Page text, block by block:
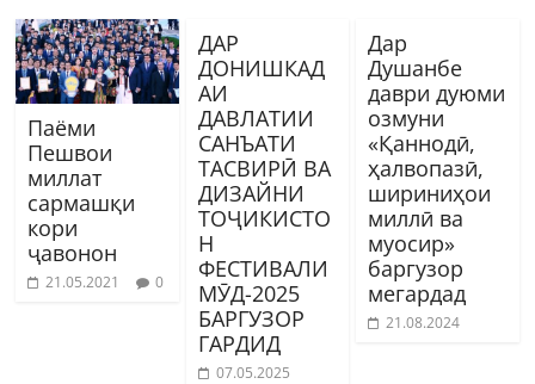
Паёми
Пешвои
миллат
сармашқи
кори
ҷавонон
21.05.2021 0
ДАР
ДОНИШКАД
АИ
ДАВЛАТИИ
САНЪАТИ
ТАСВИРӢ ВА
ДИЗАЙНИ
ТОҶИКИСТО
Н
ФЕСТИВАЛИ
МӮД-2025
БАРГУЗОР
ГАРДИД
07.05.2025
Дар
Душанбе
даври дуюми
озмуни
«Қаннодӣ,
ҳалвопазӣ,
шириниҳои
миллӣ ва
муосир»
баргузор
мегардад
21.08.2024